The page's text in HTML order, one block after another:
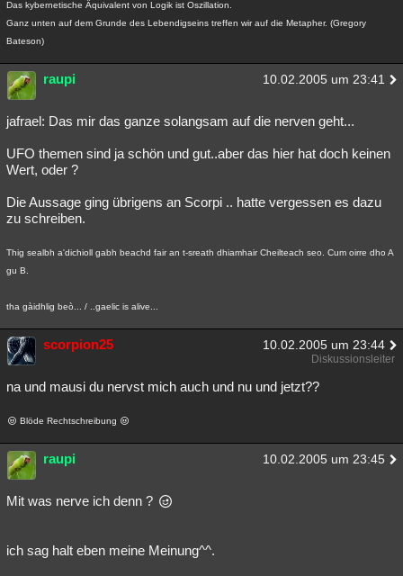
Das kybernetische Äquivalent von Logik ist Oszillation.
Ganz unten auf dem Grunde des Lebendigseins treffen wir auf die Metapher. (Gregory
Bateson)
raupi 10.02.2005 um 23:41
jafrael: Das mir das ganze solangsam auf die nerven geht...
UFO themen sind ja schön und gut..aber das hier hat doch keinen
Wert, oder ?
Die Aussage ging übrigens an Scorpi .. hatte vergessen es dazu
zu schreiben.
Thig sealbh a'dichioll gabh beachd fair an t-sreath dhiamhair Cheilteach seo. Cum oirre dho A
gu B.
tha gàidhlig beò... / ..gaelic is alive...
scorpion25 10.02.2005 um 23:44
Diskussionsleiter
na und mausi du nervst mich auch und nu und jetzt??
Blöde Rechtschreibung
raupi 10.02.2005 um 23:45
Mit was nerve ich denn ?
ich sag halt eben meine Meinung^^.